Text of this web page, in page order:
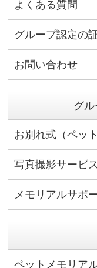
よくある質問
グループ認定の
お問い合わせ
グ
お別れ式（ペッ
写真撮影サービス
メモリアルサポ
ペットメモリア